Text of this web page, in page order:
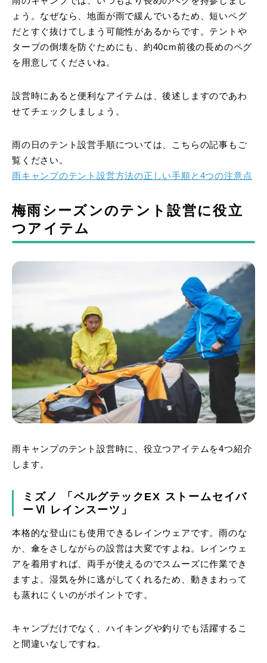
ょう。なぜなら、地面が雨で緩んでいるため、短いペグ
だとすぐ抜けてしまう可能性があるからです。テントや
タープの倒壊を防ぐためにも、約40cm前後の長めのペグ
を用意してくださいね。
設営時にあると便利なアイテムは、後述しますのであわ
せてチェックしましょう。
雨の日のテント設営手順については、こちらの記事もご
覧ください。
雨キャンプのテント設営方法の正しい手順と4つの注意点
梅雨シーズンのテント設営に役立
つアイテム
雨キャンプのテント設営時に、役立つアイテムを4つ紹介
します。
ミズノ 「ベルグテックEX ストームセイバ
ーⅥ レインスーツ」
本格的な登山にも使用できるレインウェアです。雨のな
か、傘をさしながらの設営は大変ですよね。レインウェ
アを着用すれば、両手が使えるのでスムーズに作業でき
ますよ。湿気を外に逃がしてくれるため、動きまわって
も蒸れにくいのがポイントです。
キャンプだけでなく、ハイキングや釣りでも活躍するこ
と間違いなしですね。